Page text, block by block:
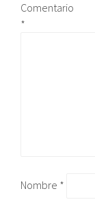
Comentario
*
Nombre *